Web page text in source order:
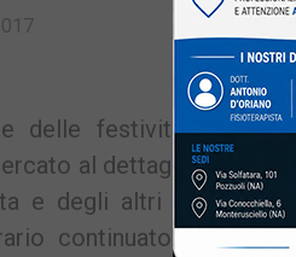
delle festività
al dettaglio di via
e degli altri alimenti.
continuato da